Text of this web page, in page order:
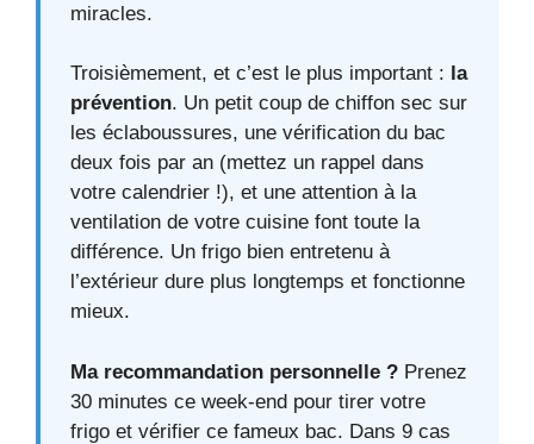
miracles.
Troisièmement, et c’est le plus important : la
prévention. Un petit coup de chiffon sec sur
les éclaboussures, une vérification du bac
deux fois par an (mettez un rappel dans
votre calendrier !), et une attention à la
ventilation de votre cuisine font toute la
différence. Un frigo bien entretenu à
l’extérieur dure plus longtemps et fonctionne
mieux.
Ma recommandation personnelle ? Prenez
30 minutes ce week-end pour tirer votre
frigo et vérifier ce fameux bac. Dans 9 cas